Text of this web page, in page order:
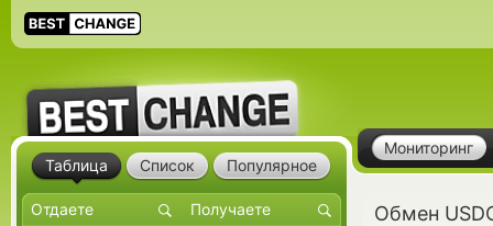
Мониторинг
Обмен
Таблица Список Популярное